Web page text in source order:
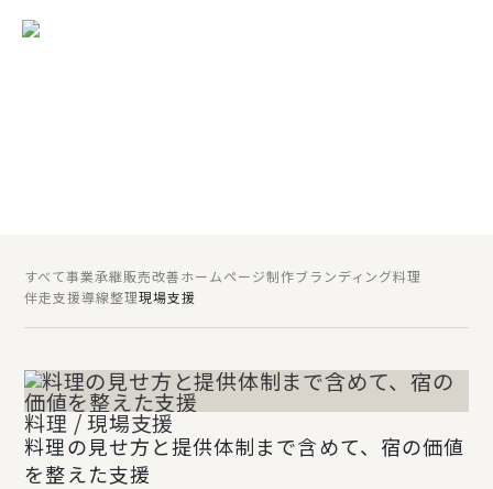
宿がどう変わったかまで、
すべて事業承継販売改善ホームページ制作ブランディング料理
伴走支援導線整理現場支援
料理 / 現場支援
料理の見せ方と提供体制まで含めて、宿の価値
を整えた支援